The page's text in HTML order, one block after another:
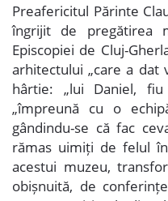
Preafericitul Părinte
îngrijit de pregătirea
Episcopiei de Cluj-
arhitectului „care a dat
hârtie: „lui Daniel,
„împreună cu o
gândindu-se că fac
rămas uimiți de felul
acestui muzeu,
obișnuită, de